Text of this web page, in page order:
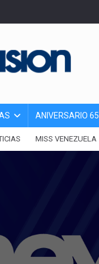
ANIVERSARIO 65
MISS VENEZUELA